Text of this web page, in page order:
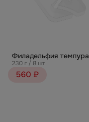
Филадельфия темпура
230 г / 8 шт
560 ₽